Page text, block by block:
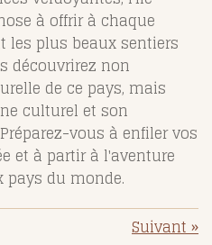
à offrir à chaque
les plus beaux sentiers
découvrirez non
de ce pays, mais
culturel et son
vous à enfiler vos
et à partir à l'aventure
du monde.
Suivant»